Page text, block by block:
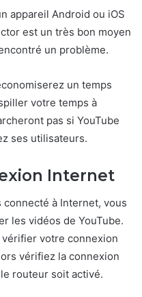
appareil Android ou iOS
est un très bon moyen
un problème.
un temps
votre temps à
pas si YouTube
ses utilisateurs.
Internet
connecté à Internet, vous
les vidéos de YouTube.
votre connexion
vérifiez la connexion
routeur soit activé.